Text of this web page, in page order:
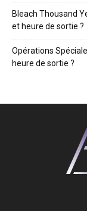
Bleach Thousand
et heure de sortie ?
Opérations
heure de sortie ?